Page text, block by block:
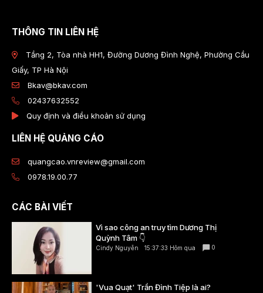
THÔNG TIN LIÊN HỆ
Tầng 2, Tòa nhà HH1, Đường Dương Đình Nghệ, Phường Cầu
Giấy, TP Hà Nội
Bkav@bkav.com
02437632552
Quy định và điều khoản sử dụng
LIÊN HỆ QUẢNG CÁO
quangcao.vnreview@gmail.com
0978.19.00.77
CÁC BÀI VIẾT
Vì sao công an truy tìm Dương Thị
Quỳnh Tâm 👇
Cindy Nguyễn 15:37:33 Hôm qua 0
'Vua Quạt' Trần Đình Tiệp là ai?